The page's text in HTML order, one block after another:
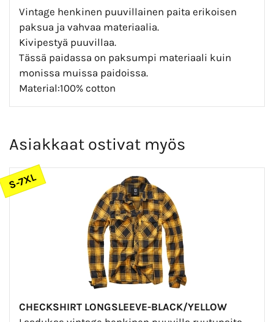
Vintage henkinen puuvillainen paita erikoisen
paksua ja vahvaa materiaalia.
Kivipestyä puuvillaa.
Tässä paidassa on paksumpi materiaali kuin
monissa muissa paidoissa.
Material:100% cotton
Asiakkaat ostivat myös
S-7XL
CHECKSHIRT LONGSLEEVE-BLACK/YELLOW